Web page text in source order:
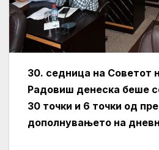
30. седница на Советот
Радовиш денеска беше
30 точки и 6 точки од
дополнувањето на